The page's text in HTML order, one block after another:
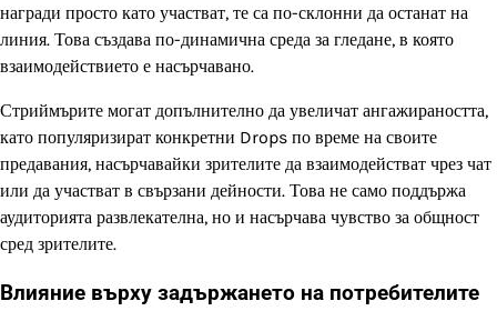
награди просто като участват, те са по-склонни да останат на
линия. Това създава по-динамична среда за гледане, в която
взаимодействието е насърчавано.
Стриймърите могат допълнително да увеличат ангажираността,
като популяризират конкретни Drops по време на своите
предавания, насърчавайки зрителите да взаимодействат чрез чат
или да участват в свързани дейности. Това не само поддържа
аудиторията развлекателна, но и насърчава чувство за общност
сред зрителите.
Влияние върху задържането на потребителите